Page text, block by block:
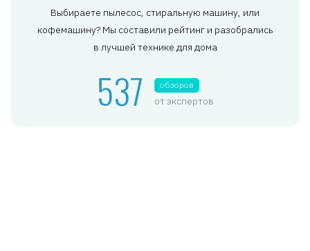
Выбираете пылесос, стиральную машину, или
кофемашину? Мы составили рейтинг и разобрались
в лучшей технике для дома
537 обзоров
от экспертов